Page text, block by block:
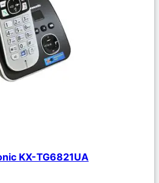
KX-TG6821UA